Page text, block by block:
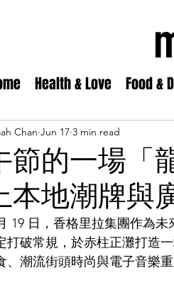
Health & Love Food &
節的一場「
本地潮牌與
Chan Jun 17 3 min read
19 日，香格里拉集團作為
打破常規，於赤柱正灘打造
、潮流街頭時尚與電子音樂